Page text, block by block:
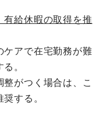
有給休暇の取得を推
ケアで在宅勤務が難
。
がつく場合は、こ
する。